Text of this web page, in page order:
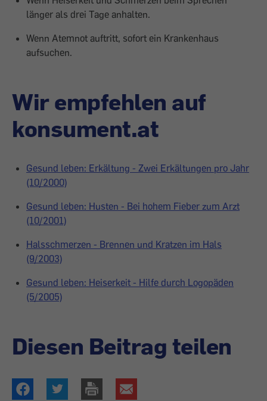
länger als drei Tage anhalten.
Wenn Atemnot auftritt, sofort ein Krankenhaus
aufsuchen.
Wir empfehlen auf
konsument.at
Gesund leben: Erkältung - Zwei Erkältungen pro Jahr
(10/2000)
Gesund leben: Husten - Bei hohem Fieber zum Arzt
(10/2001)
Halsschmerzen - Brennen und Kratzen im Hals
(9/2003)
Gesund leben: Heiserkeit - Hilfe durch Logopäden
(5/2005)
Diesen Beitrag teilen